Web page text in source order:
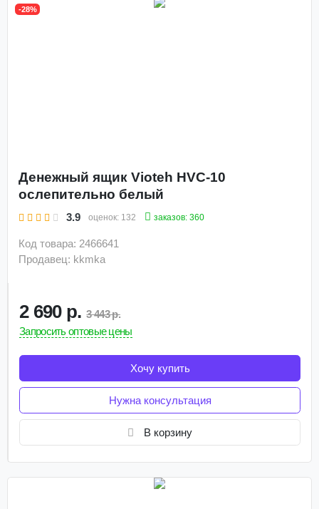
-28%
Денежный ящик Vioteh HVC-10
ослепительно белый
3.9 оценок: 132 заказов: 360
Код товара: 2466641
Продавец: kkmka
2 690 р. 3 443 р.
Запросить оптовые цены
Хочу купить
Нужна консультация
В корзину